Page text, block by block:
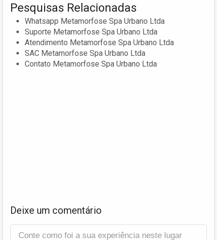
Pesquisas Relacionadas
Whatsapp Metamorfose Spa Urbano Ltda
Suporte Metamorfose Spa Urbano Ltda
Atendimento Metamorfose Spa Urbano Ltda
SAC Metamorfose Spa Urbano Ltda
Contato Metamorfose Spa Urbano Ltda
Deixe um comentário